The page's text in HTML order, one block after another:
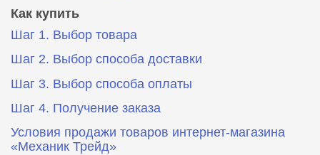
Как купить
Шаг 1. Выбор товара
Шаг 2. Выбор способа доставки
Шаг 3. Выбор способа оплаты
Шаг 4. Получение заказа
Условия продажи товаров интернет-магазина
«Механик Трейд»